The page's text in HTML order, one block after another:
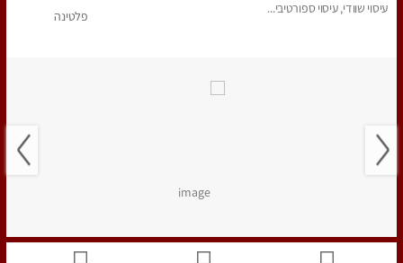
עיסוי שוודי, עיסוי ספורטיבי...
פלטינה